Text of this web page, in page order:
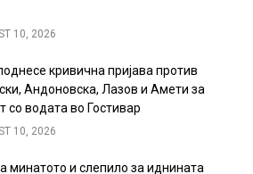
10, 2026
кривична пријава против
Андоновска, Лазов и Амети за
со водата во Гостивар
10, 2026
минатото и слепило за иднината